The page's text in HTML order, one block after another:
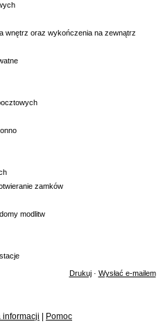
wnętrz oraz wykończenia na zewnątrz
zamków
modlitw
Drukuj· Wysłać e-mailem
informacji Pomoc